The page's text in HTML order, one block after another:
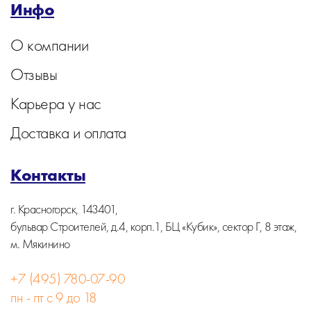
Инфо
О компании
Отзывы
Карьера у нас
Доставка и оплата
Контакты
г. Красногорск, 143401,
бульвар Строителей, д.4, корп.1, БЦ «Кубик», сектор Г, 8 этаж,
м. Мякинино
+7 (495) 780-07-90
пн - пт с 9 до 18